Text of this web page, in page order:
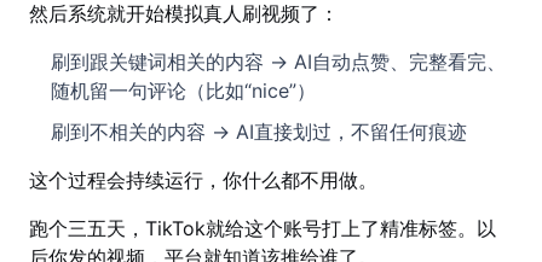
然后系统就开始模拟真人刷视频了：
刷到跟关键词相关的内容 → AI自动点赞、完整看完、
随机留一句评论（比如“nice”）
刷到不相关的内容 → AI直接划过，不留任何痕迹
这个过程会持续运行，你什么都不用做。
跑个三五天，TikTok就给这个账号打上了精准标签。以
后你发的视频，平台就知道该推给谁了。